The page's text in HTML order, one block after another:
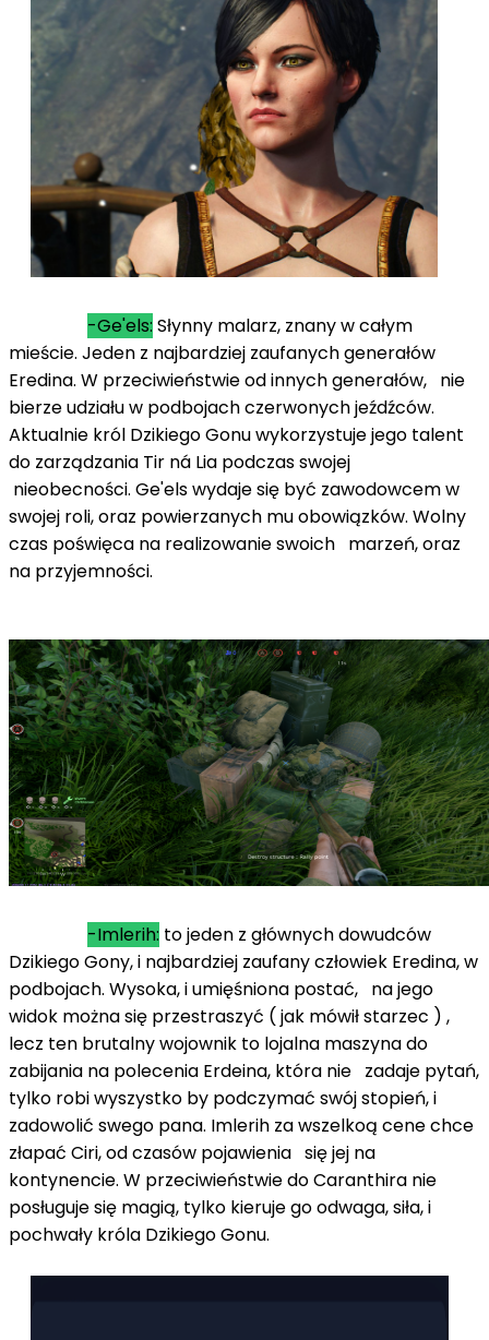
-Ge'els: Słynny malarz, znany w całym
mieście. Jeden z najbardziej zaufanych generałów
Eredina. W przeciwieństwie od innych generałów, nie
bierze udziału w podbojach czerwonych jeźdźców.
Aktualnie król Dzikiego Gonu wykorzystuje jego talent
do zarządzania Tir ná Lia podczas swojej
nieobecności. Ge'els wydaje się być zawodowcem w
swojej roli, oraz powierzanych mu obowiązków. Wolny
czas poświęca na realizowanie swoich marzeń, oraz
na przyjemności.
-Imlerih: to jeden z głównych dowudców
Dzikiego Gony, i najbardziej zaufany człowiek Eredina, w
podbojach. Wysoka, i umięśniona postać, na jego
widok można się przestraszyć ( jak mówił starzec ) ,
lecz ten brutalny wojownik to lojalna maszyna do
zabijania na polecenia Erdeina, która nie zadaje pytań,
tylko robi wyszystko by podczymać swój stopień, i
zadowolić swego pana. Imlerih za wszelkoą cene chce
złapać Ciri, od czasów pojawienia się jej na
kontynencie. W przeciwieństwie do Caranthira nie
posługuje się magią, tylko kieruje go odwaga, siła, i
pochwały króla Dzikiego Gonu.